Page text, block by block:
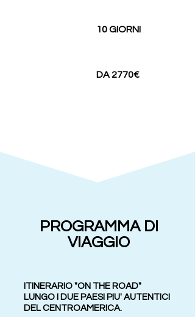
10 GIORNI
DA 2770€
PROGRAMMA DI
VIAGGIO
ITINERARIO "ON THE ROAD"
LUNGO I DUE PAESI PIU' AUTENTICI
DEL CENTROAMERICA.